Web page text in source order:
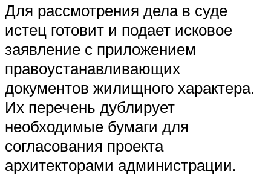
Для рассмотрения дела в суде
истец готовит и подает исковое
заявление с приложением
правоустанавливающих
документов жилищного характера.
Их перечень дублирует
необходимые бумаги для
согласования проекта
архитекторами администрации.